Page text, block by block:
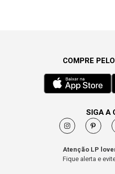
COMPRE
SIGA A
Atenção LP
Fique alerta e